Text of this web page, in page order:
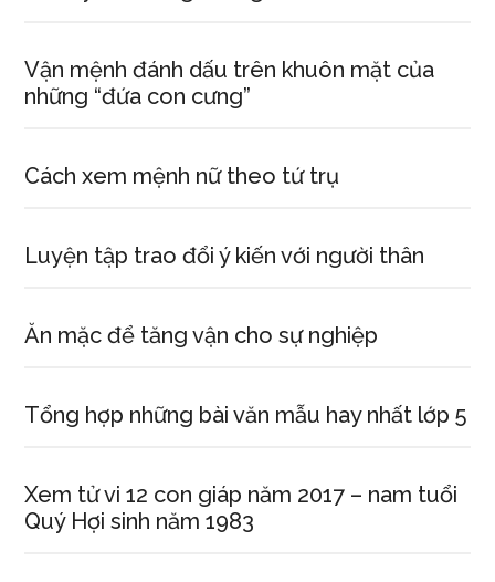
Vận mệnh đánh dấu trên khuôn mặt của
những “đứa con cưng”
Cách xem mệnh nữ theo tứ trụ
Luyện tập trao đổi ý kiến với người thân
Ăn mặc để tăng vận cho sự nghiệp
Tổng hợp những bài văn mẫu hay nhất lớp 5
Xem tử vi 12 con giáp năm 2017 – nam tuổi
Quý Hợi sinh năm 1983